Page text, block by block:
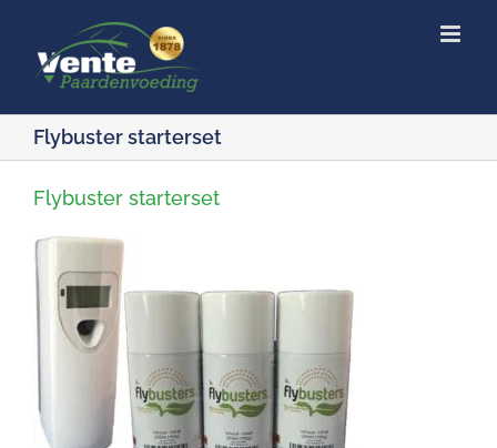
inhoud
Flybuster starterset
Flybuster starterset